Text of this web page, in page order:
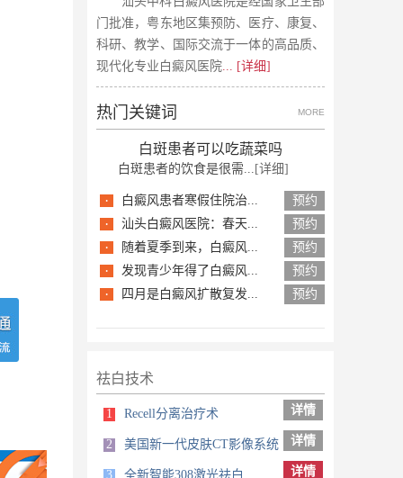
门批准，粤东地区集预防、医疗、康复、
科研、教学、国际交流于一体的高品质、
现代化专业白癜风医院... [详细]
热门关键词 MORE
白斑患者可以吃蔬菜吗
白斑患者的饮食是很需... [详细]
· 白癜风患者寒假住院治... 预约
· 汕头白癜风医院：春天... 预约
· 随着夏季到来，白癜风... 预约
· 发现青少年得了白癜风... 预约
· 四月是白癜风扩散复发... 预约
祛白技术
1 Recell分离治疗术 详情
2 美国新一代皮肤CT影像系统 详情
3 全新智能308激光祛白 详情